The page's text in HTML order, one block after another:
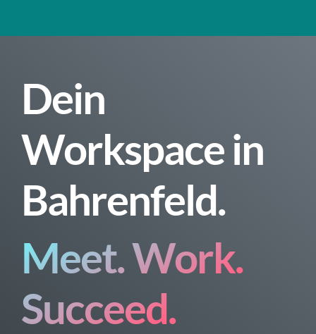
Dein
Workspace in
Bahrenfeld.
Meet. Work.
Succeed.